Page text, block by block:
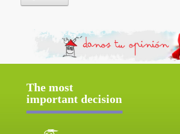
The most
important decision